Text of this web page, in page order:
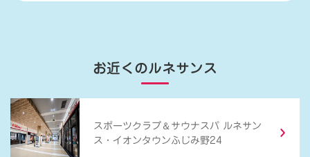
お近くのルネサンス
スポーツクラブ ＆ サウナスパ ルネサン
ス・イオンタウンふじみ野24